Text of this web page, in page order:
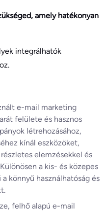
amely hatékonyan
integrálhatók
e-mail marketing
felülete és hasznos
létrehozásához,
kínál eszközöket,
elemzésekkel és
a kis- és közepes
könnyű használhatóság és
felhő alapú e-mail